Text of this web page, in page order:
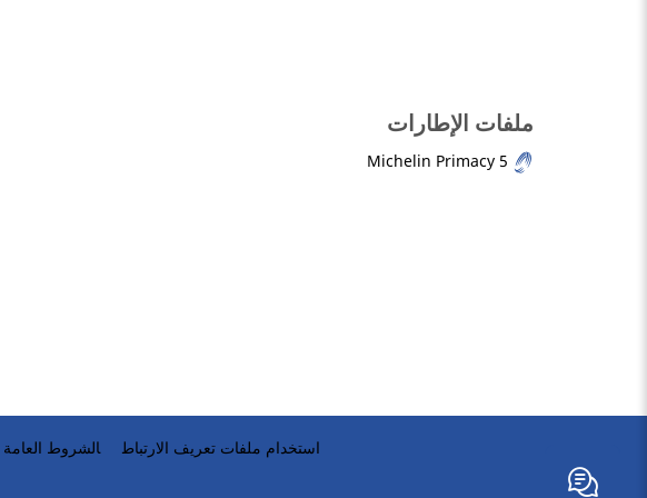
ملفات الإطارات
استخدام ملفات تعريف الارتباط الشروط العامة